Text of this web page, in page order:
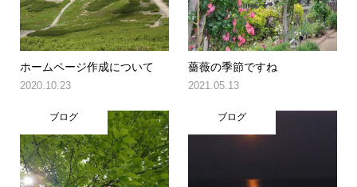
ホームページ作成について
2020.10.23
薔薇の季節ですね
2021.05.13
ブログ ブログ